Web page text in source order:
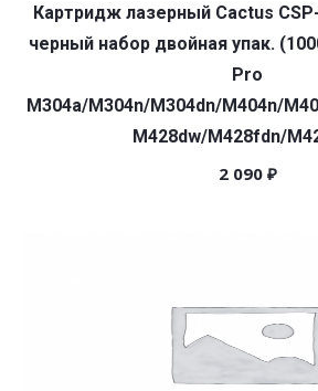
Картридж лазерный Cactus CSP-
черный набор двойная упак.
Pro
M304a/M304n/M304dn/M404n/
M428dw/M428fdn/
2 090 ₽